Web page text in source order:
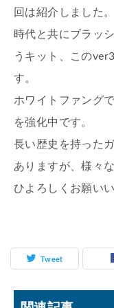
回は紹介しました。
時代と共にブラッ
うキット、この
す。
ホワイトファング
を強化中です。
長い歴史を持った
ありますが、様々
ひよろしくお願い
Tweet